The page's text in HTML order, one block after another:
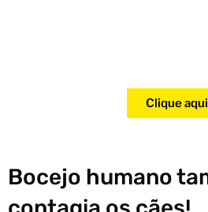
Clique aqui
Bocejo humano